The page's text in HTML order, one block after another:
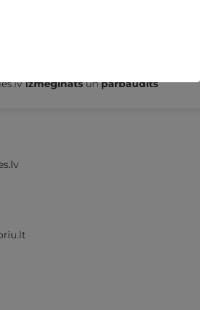
izmēģinātsunpārbaudīts